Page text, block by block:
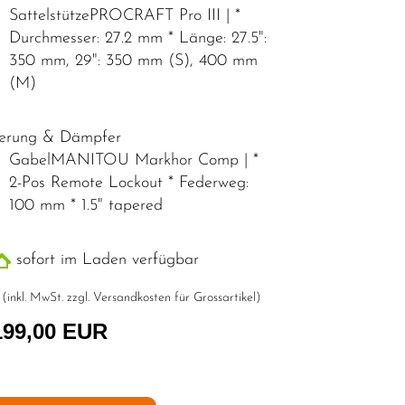
SattelstützePROCRAFT Pro III | *
Durchmesser: 27.2 mm * Länge: 27.5":
350 mm, 29": 350 mm (S), 400 mm
(M)
& Dämpfer
GabelMANITOU Markhor Comp | *
2-Pos Remote Lockout * Federweg:
100 mm * 1.5" tapered
sofort im Laden verfügbar
(inkl. MwSt. zzgl. Versandkosten für Grossartikel )
EUR